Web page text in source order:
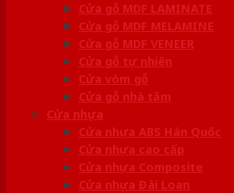
Cửa gỗ MDF LAMINATE
Cửa gỗ MDF MELAMINE
Cửa gỗ MDF VENEER
Cửa gỗ tự nhiên
Cửa vòm gỗ
Cửa gỗ nhà tắm
Cửa nhựa
Cửa nhựa ABS Hàn Quốc
Cửa nhựa cao cấp
Cửa nhựa Composite
Cửa nhựa Đài Loan